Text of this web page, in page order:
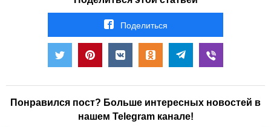
Поделиться
Понравился пост? Больше интересных новостей в
нашем Telegram канале!